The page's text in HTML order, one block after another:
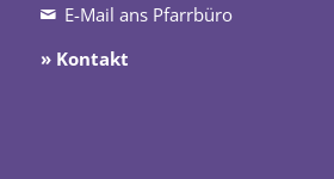
E-Mail ans Pfarrbüro
» Kontakt